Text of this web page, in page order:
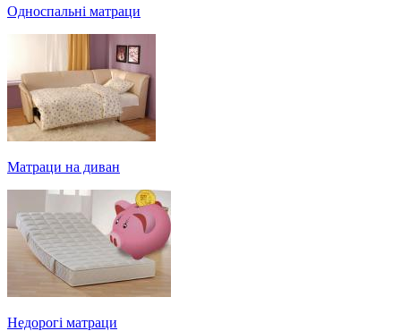
Односпальні матраци
Матраци на диван
Недорогі матраци